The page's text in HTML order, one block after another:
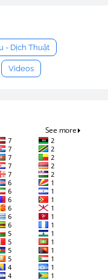
- Dịch Thuật
Videos